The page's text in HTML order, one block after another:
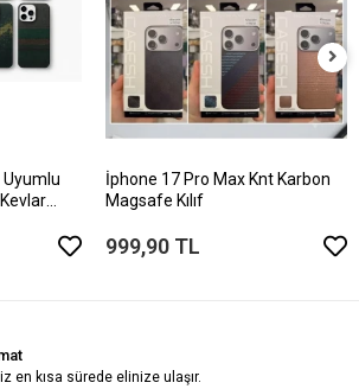
Uyumlu
İphone 17 Pro Max Knt Karbon
Magsafe Kılıf
999,90 TL
en kısa sürede elinize ulaşır.